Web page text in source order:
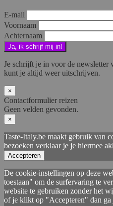
E-mail
Voornaam
Achternaam
Je schrijft je in voor de newsletter
kunt je altijd weer uitschrijven.
×
Contactformulier reizen
Geen velden gevonden.
×
Taste-Italy.be maakt gebruik van
bezoeken verklaar je je hiermee
Accepteren
De cookie-instellingen op deze
toestaan" om de surfervaring te
website te gebruiken zonder het
of je klikt op "Accepteren" dan ga